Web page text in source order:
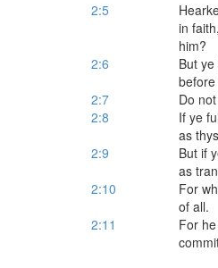
2:5
in
him?
2:6
But
2:7
Do
2:8
If ye
as
2:9
But if
as
2:10
For
of all.
2:11
For